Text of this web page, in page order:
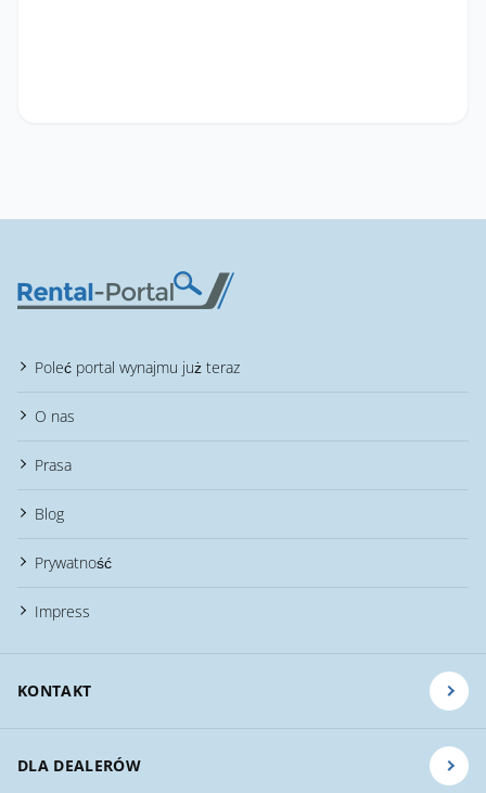
Poleć portal wynajmu już teraz
O nas
Prasa
Blog
Prywatność
Impress
KONTAKT
DLA DEALERÓW